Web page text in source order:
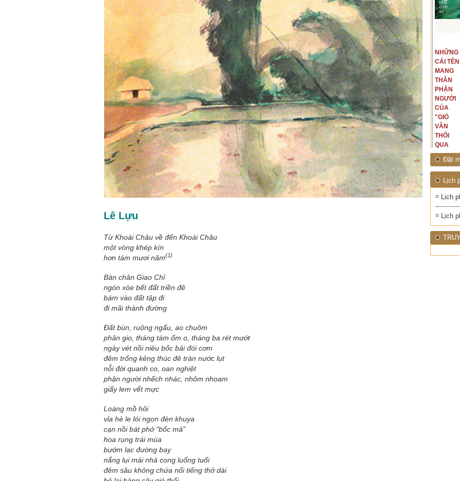
Lê Lựu
Từ Khoái Châu về đến Khoái Châu
một vòng khép kín
hơn tám mươi năm(1)
Bàn chân Giao Chỉ
ngón xòe bết đất triền đê
bám vào đất tập đi
đi mãi thành đường
Đất bùn, ruộng ngấu, ao chuôm
phân gio, tháng tám ốm o, tháng ba rét mướt
ngày vét nồi niêu bốc bải đói cơm
đêm trống kẻng thúc đê tràn nước lụt
nỗi đời quanh co, oan nghiệt
phận người nhếch nhác, nhôm nhoam
giấy lem vết mực
Loáng mồ hôi
vỉa hè le lói ngọn đèn khuya
cạn nồi bát phở “bốc mả”
hoa rụng trái mùa
bướm lạc đường bay
nắng lụi mái nhà cong luống tuổi
đêm sâu không chứa nổi tiếng thở dài
NHỮNG
NGƯỜI
TÔI GẶP,
NHỮNG
CHUYỆN
TÔI VIẾT
Tôi từng hình dung viết văn là
công việc của sự hư cấu, một
hành trình phác dựng thế giới từ
trí tưởng tượng, nơi nhà văn tự
do tạo hình mọi thứ theo ý mình...
(TRẦN THỊ TÚ NGỌC)
NGUYÊN
MẪU
CỦA TÔI
LÀ
NHỮNG
NGƯỜI
ĐÃ PHẤT
CAO CỜ
HỒNG
THÁNG
TÁM
NĂM
1945
Là người đi dọc biên giới phía
Bắc, tôi có thế mạnh khi hình
dung, mở ra không gian của giai
đoạn lịch sử đó... (PHẠM VÂN
ANH)
NHỮNG
CÁI TÊN
MANG
THÂN
PHẬN
NGƯỜI
CỦA
"GIÓ
VẪN
THỔI
QUA
RỪNG
NHIỆT
ĐỚI"
Đặt
Lịch
Lịch
Lịch